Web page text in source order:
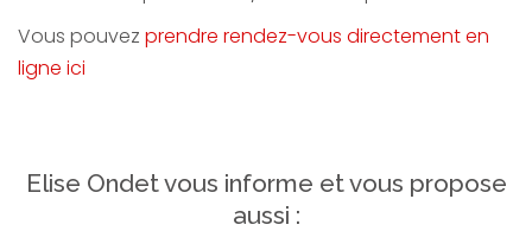
Vous pouvez prendre rendez-vous directement en
ligne ici
Elise Ondet vous informe et vous propose
aussi :